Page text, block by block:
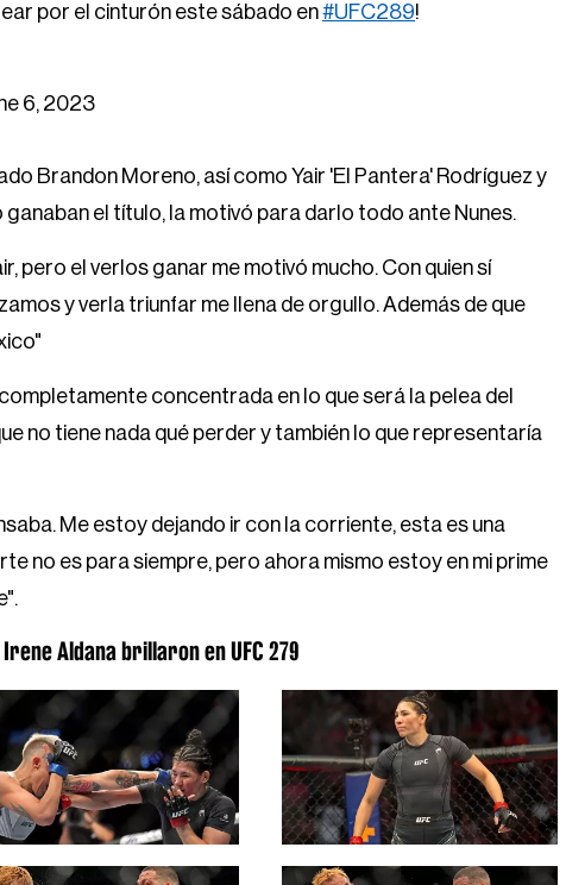
por el cinturón este sábado en#UFC289!
6, 2023
Brandon Moreno, así como Yair 'El Pantera' Rodríguez y
el título, la motivó para darlo todo ante Nunes.
pero el verlos ganar me motivó mucho. Con quien sí
y verla triunfar me llena de orgullo. Además de que
concentrada en lo que será la pelea del
no tiene nada qué perder y también lo que representaría
Me estoy dejando ir con la corriente, esta es una
no es para siempre, pero ahora mismo estoy en mi prime
Irene Aldana brillaron en UFC 279